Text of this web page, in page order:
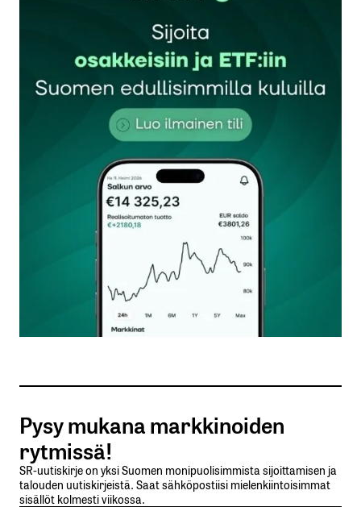
Sähköpostiosoitettasi ei julkaista.Pakolliset
kentät on merkitty*
Kommentti*
Nimesi tai nimimerkkisi
Sähköpostiosoitteesi
Tilaa SalkunRakentajan uutiskirje
Lähetä kommentti
Pysy mukana markkinoiden
rytmissä!
SR-uutiskirje on yksi Suomen monipuolisimmista sijoittamisen ja
talouden uutiskirjeistä. Saat sähköpostiisi mielenkiintoisimmat
sisällöt kolmesti viikossa.